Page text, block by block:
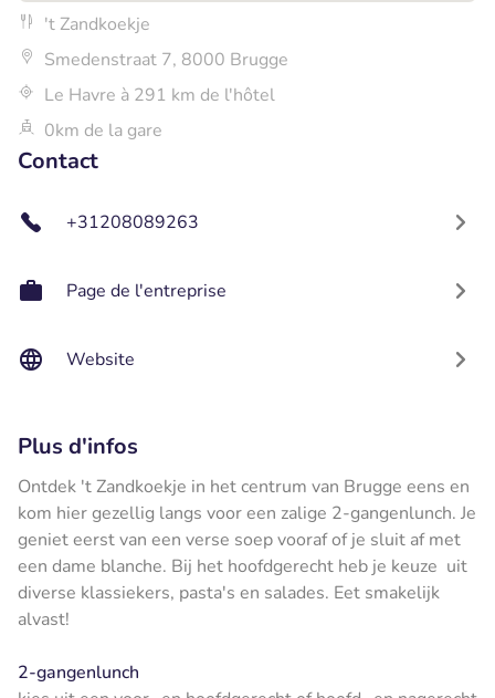
't Zandkoekje
Smedenstraat 7, 8000 Brugge
Le Havre à 291 km de l'hôtel
0km de la gare
Contact
+31208089263
Page de l'entreprise
Website
Plus d'infos
Ontdek 't Zandkoekje in het centrum van Brugge eens en
kom hier gezellig langs voor een zalige 2-gangenlunch. Je
geniet eerst van een verse soep vooraf of je sluit af met
een dame blanche. Bij het hoofdgerecht heb je keuze uit
diverse klassiekers, pasta's en salades. Eet smakelijk
alvast!
2-gangenlunch